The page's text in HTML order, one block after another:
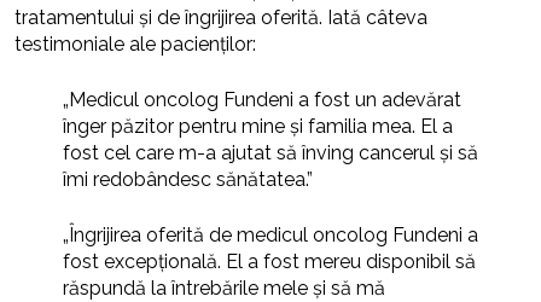
tratamentului și de îngrijirea oferită. Iată câteva
testimoniale ale pacienților:
„Medicul oncolog Fundeni a fost un adevărat
înger păzitor pentru mine și familia mea. El a
fost cel care m-a ajutat să înving cancerul și să
îmi redobândesc sănătatea.”
„Îngrijirea oferită de medicul oncolog Fundeni a
fost excepțională. El a fost mereu disponibil să
răspundă la întrebările mele și să mă